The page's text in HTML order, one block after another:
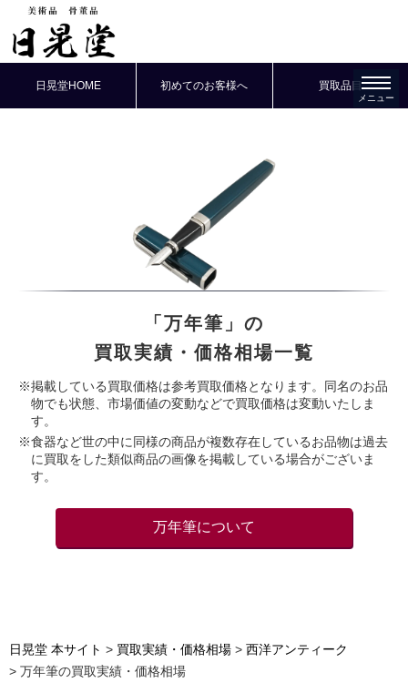
日晃堂HOME 初めてのお客様へ 買取品目
「万年筆」の
買取実績・価格相場一覧
※掲載している買取価格は参考買取価格となります。同名のお品
物でも状態、市場価値の変動などで買取価格は変動いたしま
す。
※食器など世の中に同様の商品が複数存在しているお品物は過去
に買取をした類似商品の画像を掲載している場合がございま
す。
万年筆について
日晃堂 本サイト 買取実績・価格相場
西洋アンティーク
万年筆の買取実績・価格相場